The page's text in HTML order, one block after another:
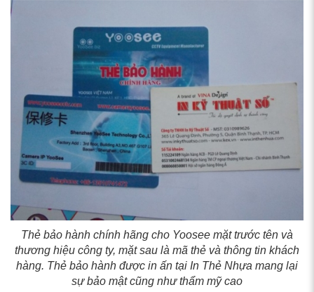
Thẻ bảo hành chính hãng cho Yoosee mặt trước tên và
thương hiệu công ty, mặt sau là mã thẻ và thông tin khách
hàng. Thẻ bảo hành được in ấn tại In Thẻ Nhựa mang lại
sự bảo mật cũng như thẩm mỹ cao